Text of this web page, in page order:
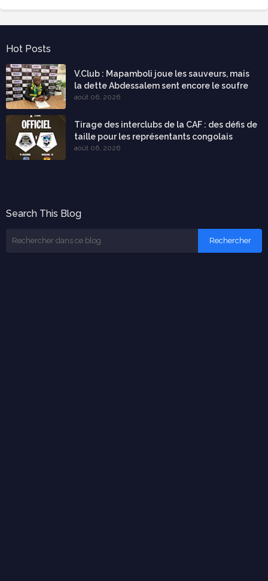
Hot Posts
V.Club : Mapamboli joue les sauveurs, mais
la dette Abdessalem sent encore le soufre
août 06, 2026
Tirage des interclubs de la CAF : des défis de
taille pour les représentants congolais
août 06, 2026
Search This Blog